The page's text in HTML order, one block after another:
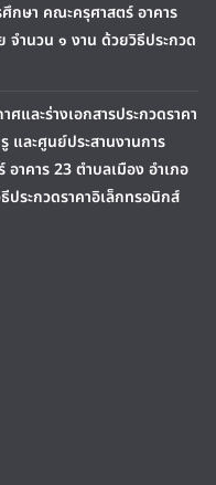
กษา คณะครุศาสตร์ อาคาร
จำนวน ๑ งาน ด้วยวิธีประกวด
และร่างเอกสารประกวดราคา
ละศูนย์ประสานงานการ
าคาร 23 ตำบลเมือง อำเภอ
ประกวดราคาอิเล็กทรอนิกส์